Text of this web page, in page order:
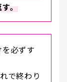
。
必ずす
で終わり